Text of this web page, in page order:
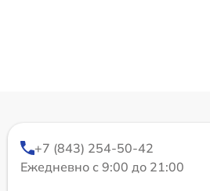
+7 (843) 254-50-42
Ежедневно с 9:00 до 21:00